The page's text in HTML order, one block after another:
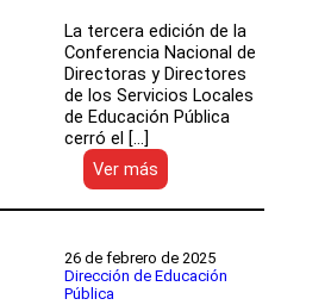
La tercera edición de la
Conferencia Nacional de
Directoras y Directores
de los Servicios Locales
de Educación Pública
cerró el […]
Ver más
Director
Rodrigo
destacó
los
26 de febrero de 2025
Dirección de Educación
Pública